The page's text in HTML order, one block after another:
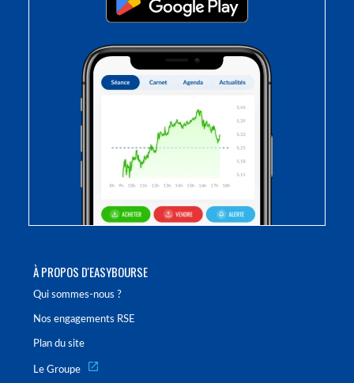
À PROPOS D'EASYBOURSE
Qui sommes-nous ?
Nos engagements RSE
Plan du site
Le Groupe